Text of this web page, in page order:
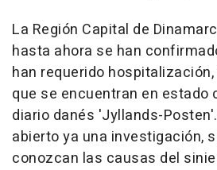
La Región Capital de
hasta ahora se han
han requerido
que se encuentran en estado
diario danés 'Jyllands-
abierto ya una investigación,
conozcan las causas del